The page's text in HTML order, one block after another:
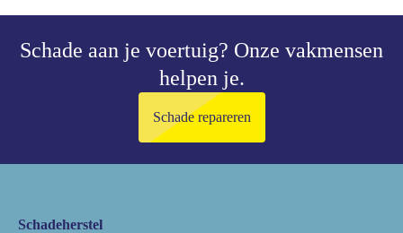
Schade aan je voertuig? Onze vakmensen
helpen je.
Schade repareren
Schadeherstel